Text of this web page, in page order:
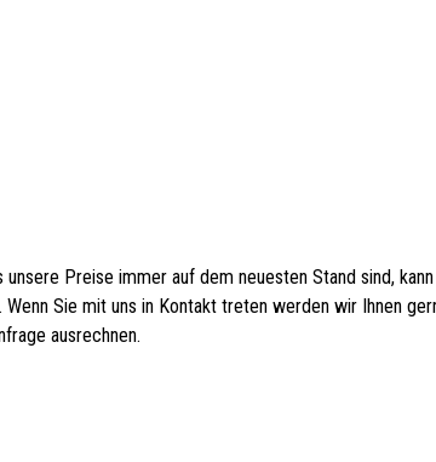
Preise immer auf dem neuesten Stand sind,
Sie mit uns in Kontakt treten werden wir Ihnen
ausrechnen.